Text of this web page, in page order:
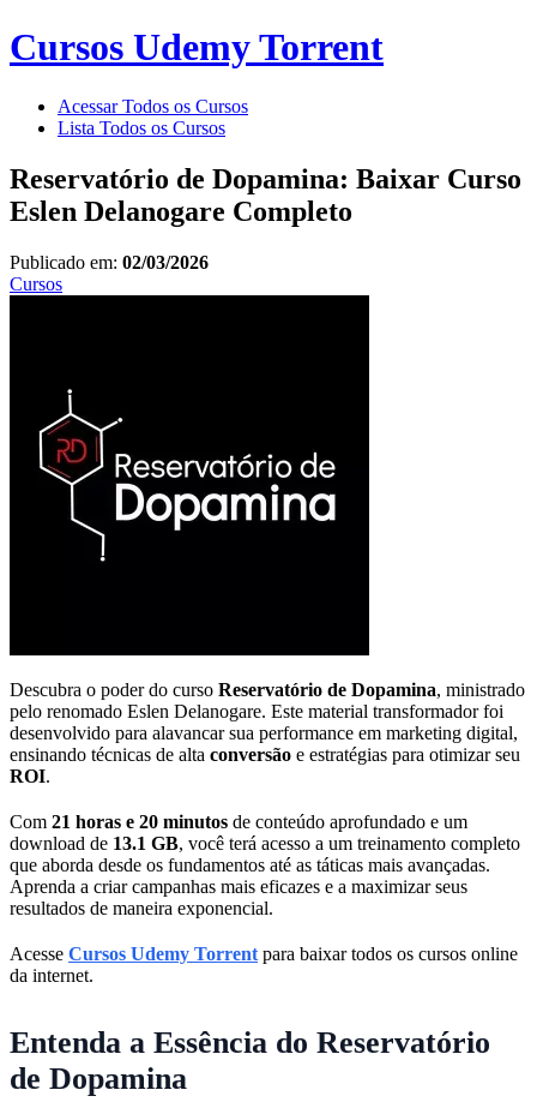
Cursos Udemy Torrent
Acessar Todos os Cursos
Lista Todos os Cursos
Reservatório de Dopamina: Baixar Curso
Eslen Delanogare Completo
Publicado em: 02/03/2026
Cursos
Descubra o poder do curso Reservatório de Dopamina, ministrado
pelo renomado Eslen Delanogare. Este material transformador foi
desenvolvido para alavancar sua performance em marketing digital,
ensinando técnicas de alta conversão e estratégias para otimizar seu
ROI.
Com 21 horas e 20 minutos de conteúdo aprofundado e um
download de 13.1 GB, você terá acesso a um treinamento completo
que aborda desde os fundamentos até as táticas mais avançadas.
Aprenda a criar campanhas mais eficazes e a maximizar seus
resultados de maneira exponencial.
Acesse Cursos Udemy Torrent para baixar todos os cursos online
da internet.
Entenda a Essência do Reservatório
de Dopamina